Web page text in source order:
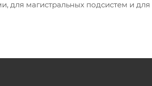
для магистральных подсистем и